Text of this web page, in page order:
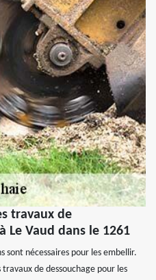
travaux de
Le Vaud dans le 1261
sont nécessaires pour les embellir.
de dessouchage pour les